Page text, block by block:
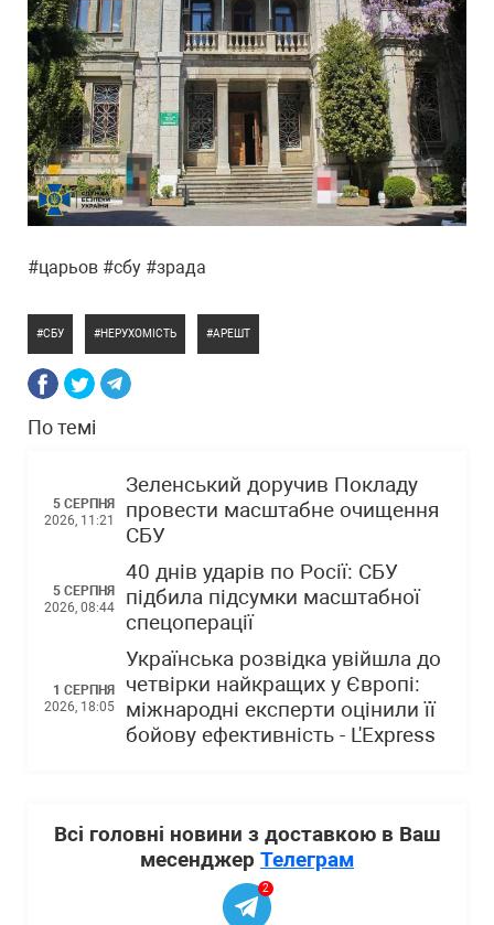
#царьов #сбу #зрада
СБУ НЕРУХОМІСТЬ АРЕШТ
По темі
5 СЕРПНЯ
2026, 11:21
Зеленський доручив Покладу
провести масштабне очищення
СБУ
5 СЕРПНЯ
2026, 08:44
40 днів ударів по Росії: СБУ
підбила підсумки масштабної
спецоперації
1 СЕРПНЯ
2026, 18:05
Українська розвідка увійшла до
четвірки найкращих у Європі:
міжнародні експерти оцінили її
бойову ефективність - L'Express
Всі головні новини з доставкою в Ваш
месенджер Телеграм
2